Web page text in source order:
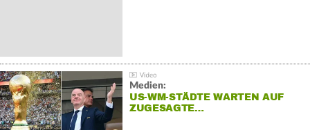
Medien:
US-WM-STÄDTE WARTEN AUF
ZUGESAGTE…